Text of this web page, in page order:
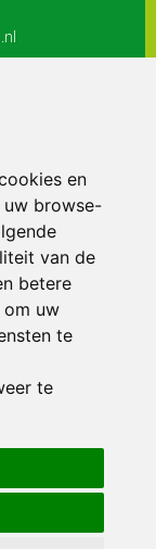
en
uw browse-
van de
betere
om uw
te
te
RSIN en Anbi